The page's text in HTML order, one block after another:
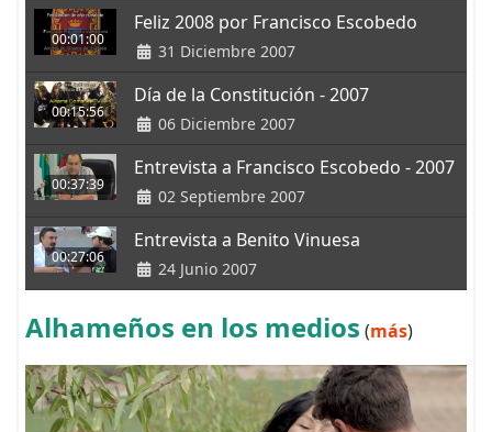
00:01:00
Feliz 2008 por Francisco Escobedo
31 Diciembre 2007
00:15:56
Día de la Constitución - 2007
06 Diciembre 2007
00:37:39
Entrevista a Francisco Escobedo - 2007
02 Septiembre 2007
00:27:06
Entrevista a Benito Vinuesa
24 Junio 2007
Alhameños en los medios (más)